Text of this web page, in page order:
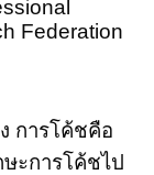
Federation
การโค้ชคือ
ษะการโค้ชไป